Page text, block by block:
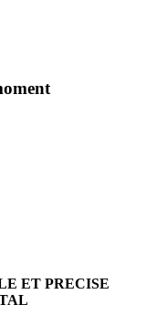
ET PRECISE